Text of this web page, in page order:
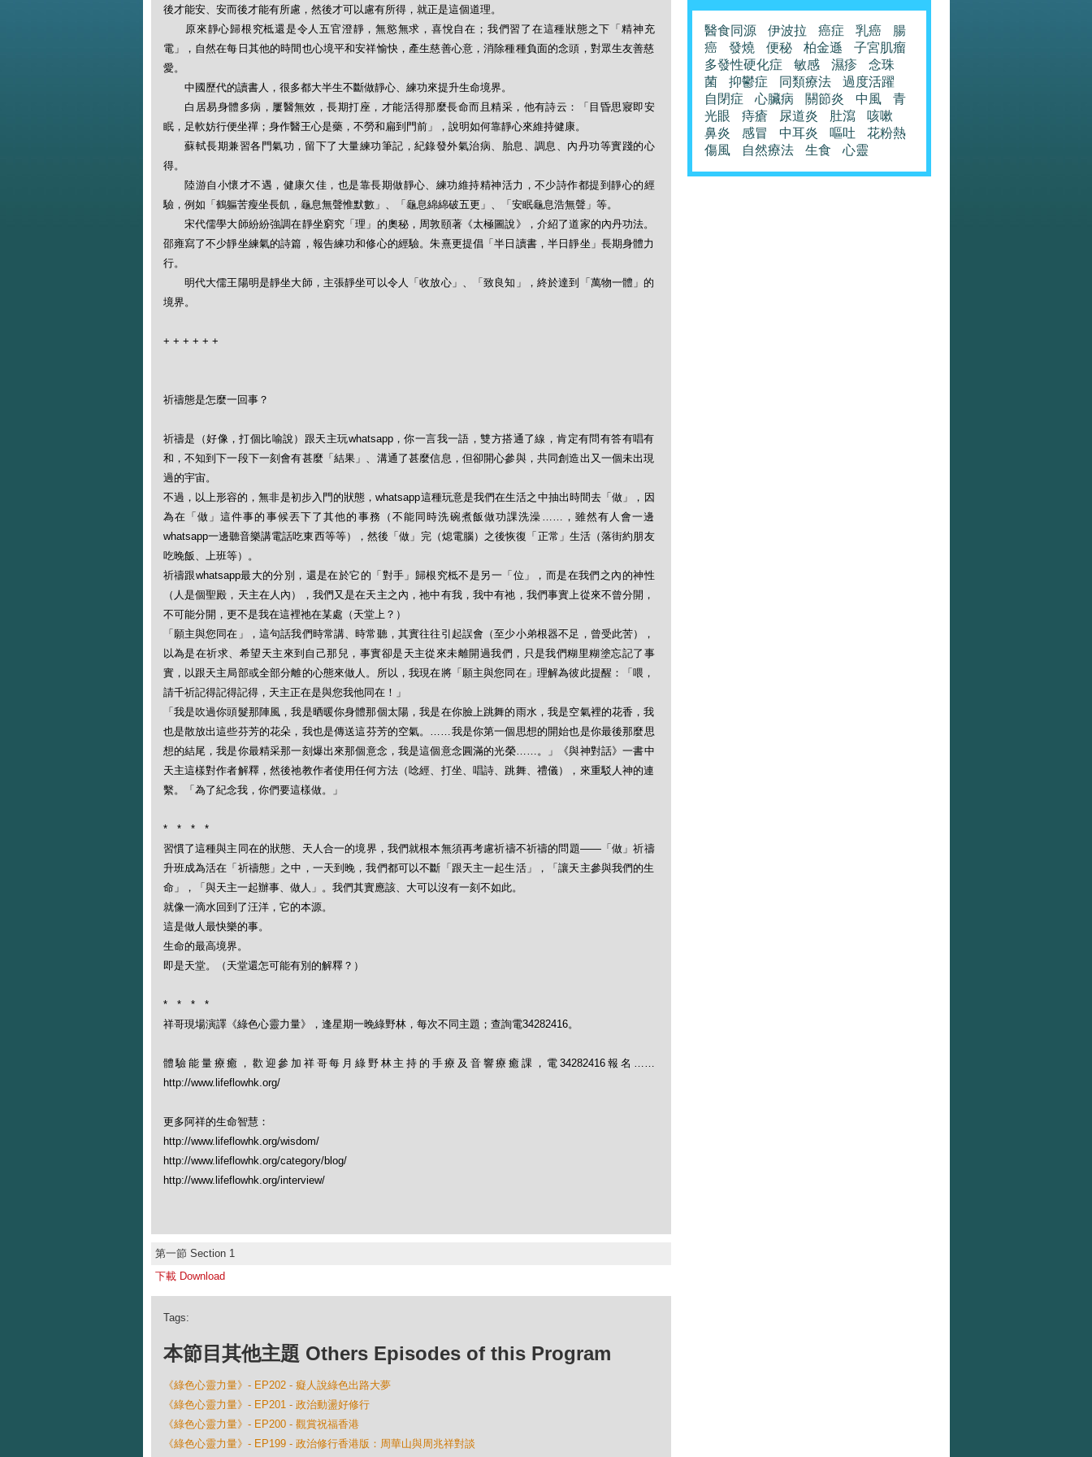
後才能安、安而後才能有所慮，然後才可以慮有所得，就正是這個道理。
原來靜心歸根究柢還是令人五官澄靜，無慾無求，喜悅自在；我們習了在這種狀態之下「精神充
電」，自然在每日其他的時間也心境平和安祥愉快，產生慈善心意，消除種種負面的念頭，對眾生友善慈
愛。
中國歷代的讀書人，很多都大半生不斷做靜心、練功來提升生命境界。
白居易身體多病，屢醫無效，長期打座，才能活得那麼長命而且精采，他有詩云：「目昏思寢即安
眠，足軟妨行便坐禪；身作醫王心是藥，不勞和扁到門前」，說明如何靠靜心來維持健康。
蘇軾長期兼習各門氣功，留下了大量練功筆記，紀錄發外氣治病、胎息、調息、內丹功等實踐的心
得。
陸游自小懷才不遇，健康欠佳，也是靠長期做靜心、練功維持精神活力，不少詩作都提到靜心的經
驗，例如「鶴軀苦瘦坐長飢，龜息無聲惟默數」、「龜息綿綿破五更」、「安眠龜息浩無聲」等。
宋代儒學大師紛紛強調在靜坐窮究「理」的奧秘，周敦頤著《太極圖說》，介紹了道家的內丹功法。
邵雍寫了不少靜坐練氣的詩篇，報告練功和修心的經驗。朱熹更提倡「半日讀書，半日靜坐」長期身體力
行。
明代大儒王陽明是靜坐大師，主張靜坐可以令人「收放心」、「致良知」，終於達到「萬物一體」的
境界。
+ + + + + +
祈禱態是怎麼一回事？
祈禱是（好像，打個比喻說）跟天主玩whatsapp，你一言我一語，雙方搭通了線，肯定有問有答有唱有
和，不知到下一段下一刻會有甚麼「結果」、溝通了甚麼信息，但卻開心參與，共同創造出又一個未出現
過的宇宙。
不過，以上形容的，無非是初步入門的狀態，whatsapp這種玩意是我們在生活之中抽出時間去「做」，因
為在「做」這件事的事候丟下了其他的事務（不能同時洗碗煮飯做功課洗澡……，雖然有人會一邊
whatsapp一邊聽音樂講電話吃東西等等），然後「做」完（熄電腦）之後恢復「正常」生活（落街約朋友
吃晚飯、上班等）。
祈禱跟whatsapp最大的分別，還是在於它的「對手」歸根究柢不是另一「位」，而是在我們之內的神性
（人是個聖殿，天主在人內），我們又是在天主之內，祂中有我，我中有祂，我們事實上從來不曾分開，
不可能分開，更不是我在這裡祂在某處（天堂上？）
「願主與您同在」，這句話我們時常講、時常聽，其實往往引起誤會（至少小弟根器不足，曾受此苦），
以為是在祈求、希望天主來到自己那兒，事實卻是天主從來未離開過我們，只是我們糊里糊塗忘記了事
實，以跟天主局部或全部分離的心態來做人。所以，我現在將「願主與您同在」理解為彼此提醒：「喂，
請千祈記得記得記得，天主正在是與您我他同在！」
「我是吹過你頭髮那陣風，我是晒暖你身體那個太陽，我是在你臉上跳舞的雨水，我是空氣裡的花香，我
也是散放出這些芬芳的花朵，我也是傳送這芬芳的空氣。……我是你第一個思想的開始也是你最後那麼思
想的結尾，我是你最精采那一刻爆出來那個意念，我是這個意念圓滿的光榮……。」《與神對話》一書中
天主這樣對作者解釋，然後祂教作者使用任何方法（唸經、打坐、唱詩、跳舞、禮儀），來重駁人神的連
繫。「為了紀念我，你們要這樣做。」
* * * *
習慣了這種與主同在的狀態、天人合一的境界，我們就根本無須再考慮祈禱不祈禱的問題——「做」祈禱
升班成為活在「祈禱態」之中，一天到晚，我們都可以不斷「跟天主一起生活」，「讓天主參與我們的生
命」，「與天主一起辦事、做人」。我們其實應該、大可以沒有一刻不如此。
就像一滴水回到了汪洋，它的本源。
這是做人最快樂的事。
生命的最高境界。
即是天堂。（天堂還怎可能有別的解釋？）
* * * *
祥哥現場演譯《綠色心靈力量》，逢星期一晚綠野林，每次不同主題；查詢電34282416。
體驗能量療癒，歡迎參加祥哥每月綠野林主持的手療及音響療癒課，電34282416報名……
http://www.lifeflowhk.org/
更多阿祥的生命智慧：
http://www.lifeflowhk.org/wisdom/
http://www.lifeflowhk.org/category/blog/
http://www.lifeflowhk.org/interview/
第一節 Section 1
下載 Download
Tags:
本節目其他主題 Others Episodes of this Program
《綠色心靈力量》- EP202 - 癡人說綠色出路大夢
《綠色心靈力量》- EP201 - 政治動盪好修行
《綠色心靈力量》- EP200 - 觀賞祝福香港
《綠色心靈力量》- EP199 - 政治修行香港版：周華山與周兆祥對談
醫食同源 伊波拉 癌症 乳癌
腸
癌
發燒 便秘 柏金遜
子宮肌瘤
多發性硬化症
敏感 濕疹
念珠
菌
抑鬱症 同類療法
過度活躍
自閉症
心臟病 關節炎 中風
青
光眼
痔瘡 尿道炎 肚瀉
咳嗽
鼻炎
感冒 中耳炎 嘔吐
花粉熱
傷風
自然療法 生食 心靈